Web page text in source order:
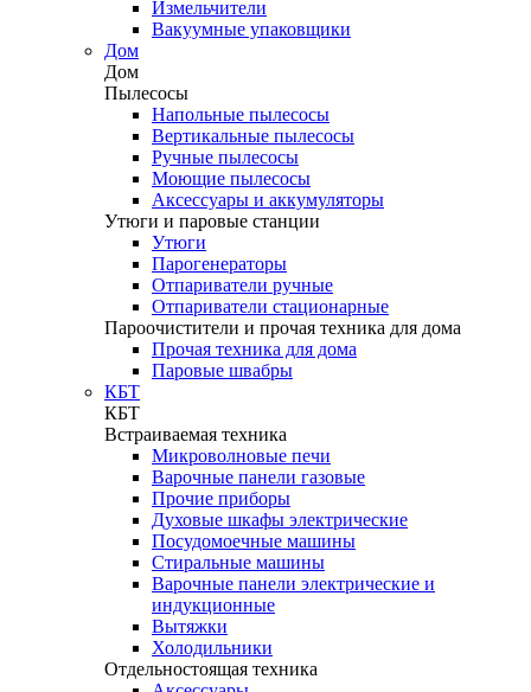
Измельчители
Вакуумные упаковщики
Дом
Дом
Пылесосы
Напольные пылесосы
Вертикальные пылесосы
Ручные пылесосы
Моющие пылесосы
Аксессуары и аккумуляторы
Утюги и паровые станции
Утюги
Парогенераторы
Отпариватели ручные
Отпариватели стационарные
Пароочистители и прочая техника для дома
Прочая техника для дома
Паровые швабры
КБТ
КБТ
Встраиваемая техника
Микроволновые печи
Варочные панели газовые
Прочие приборы
Духовые шкафы электрические
Посудомоечные машины
Стиральные машины
Варочные панели электрические и
индукционные
Вытяжки
Холодильники
Отдельностоящая техника